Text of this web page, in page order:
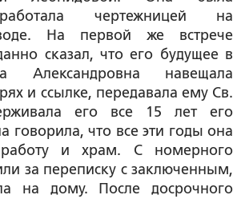
чертежницей на
На первой же встрече
сказал, что его будущее в
Александровна навещала
и ссылке, передавала ему Св.
его все 15 лет его
говорила, что все эти годы она
работу и храм. С номерного
за переписку с заключенным,
на дому. После досрочного